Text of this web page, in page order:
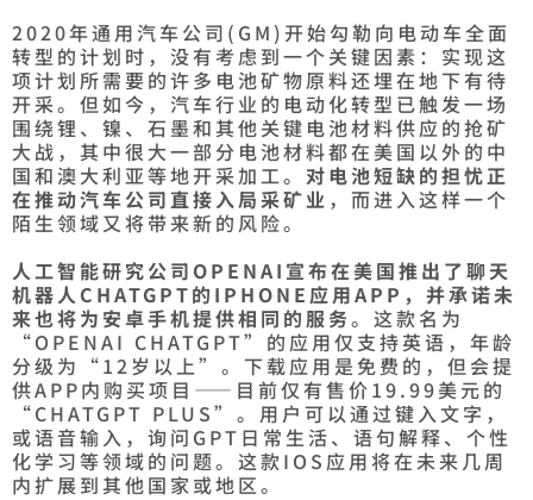
2020年通用汽车公司(GM)开始勾勒向电动车全面
转型的计划时，没有考虑到一个关键因素：实现这
项计划所需要的许多电池矿物原料还埋在地下有待
开采。但如今，汽车行业的电动化转型已触发一场
围绕锂、镍、石墨和其他关键电池材料供应的抢矿
大战，其中很大一部分电池材料都在美国以外的中
国和澳大利亚等地开采加工。 对电池短缺的担忧正
在推动汽车公司直接入局采矿业 ，而进入这样一个
陌生领域又将带来新的风险。
人工智能研究公司OPENAI宣布在美国推出了聊天
机器人CHATGPT的IPHONE应用APP，并承诺未
来也将为安卓手机提供相同的服务。这款名为
“OPENAI CHATGPT”的应用仅支持英语，年龄
分级为“12岁以上”。下载应用是免费的，但会提
供APP内购买项目——目前仅有售价19.99美元的
“CHATGPT PLUS”。用户可以通过键入文字，
或语音输入，询问GPT日常生活、语句解释、个性
化学习等领域的问题。这款IOS应用将在未来几周
内扩展到其他国家或地区。